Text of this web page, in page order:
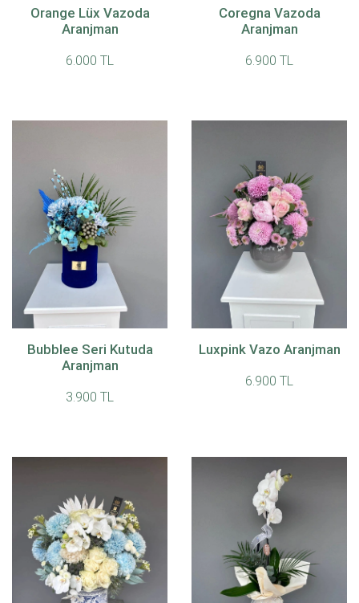
Orange Lüx Vazoda
Aranjman
6.000 TL
Coregna Vazoda
Aranjman
6.900 TL
Bubblee Seri Kutuda
Aranjman
3.900 TL
Luxpink Vazo Aranjman
6.900 TL